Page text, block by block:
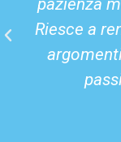
Riesce a